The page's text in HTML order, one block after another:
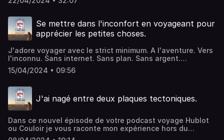
c'est l'agence qui m'a permis de partir vivre la plus belle
vous explique comment participer au programme, et je
vous raconte comment ça s'est passé pour moi ! Bisous la
teamInstagram : HublotoucouloirInstagram:
thomas.comPour contacter Claire : Claire@calvin-
thomas.com Hébergé par Ausha. Visitez
ausha.co/politique-de-confidentialite pour plus
d'informations.
Se mettre dans l'inconfort en voyageant pour
apprécier les petites choses.
J'adore voyager avec le strict minimum. A l'aventure. Vers
l'inconnu. Sans internet. Sans plan. Sans argent.
L'inconfort du voyage me permet d'aimer de nouveau les
petites choses de mon quotidien. Je vous expose mon
Hébergé par Ausha. Visitez ausha.co/politique-de-
confidentialite pour plus d'informations.
15/04/2024 • 09:56
J'ai nagé entre deux plaques tectoniques.
Dans ce nouvel épisode de votre podcast voyage Hublot
ou Couloir je vous raconte mon expérience hors du
commun en Islande. J'ai nagé entre deux plaques